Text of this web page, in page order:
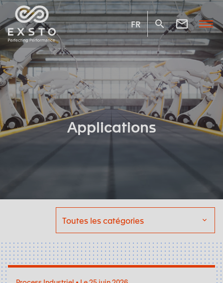
FR
Applications